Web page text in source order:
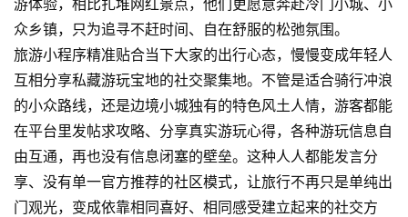
首
页
众乡镇，只为追寻不赶时间、自在舒服的松弛氛围。
旅游小程序精准贴合当下大家的出行心态，慢慢变成年轻人
互相分享私藏游玩宝地的社交聚集地。不管是适合骑行冲浪
的小众路线，还是边境小城独有的特色风土人情，游客都能
在平台里发帖求攻略、分享真实游玩心得，各种游玩信息自
由互通，再也没有信息闭塞的壁垒。 这种人人都能发言分
享、没有单一官方推荐的社区模式，让旅行不再只是单纯出
门观光，变成依靠相同喜好、相同感受建立起来的社交方